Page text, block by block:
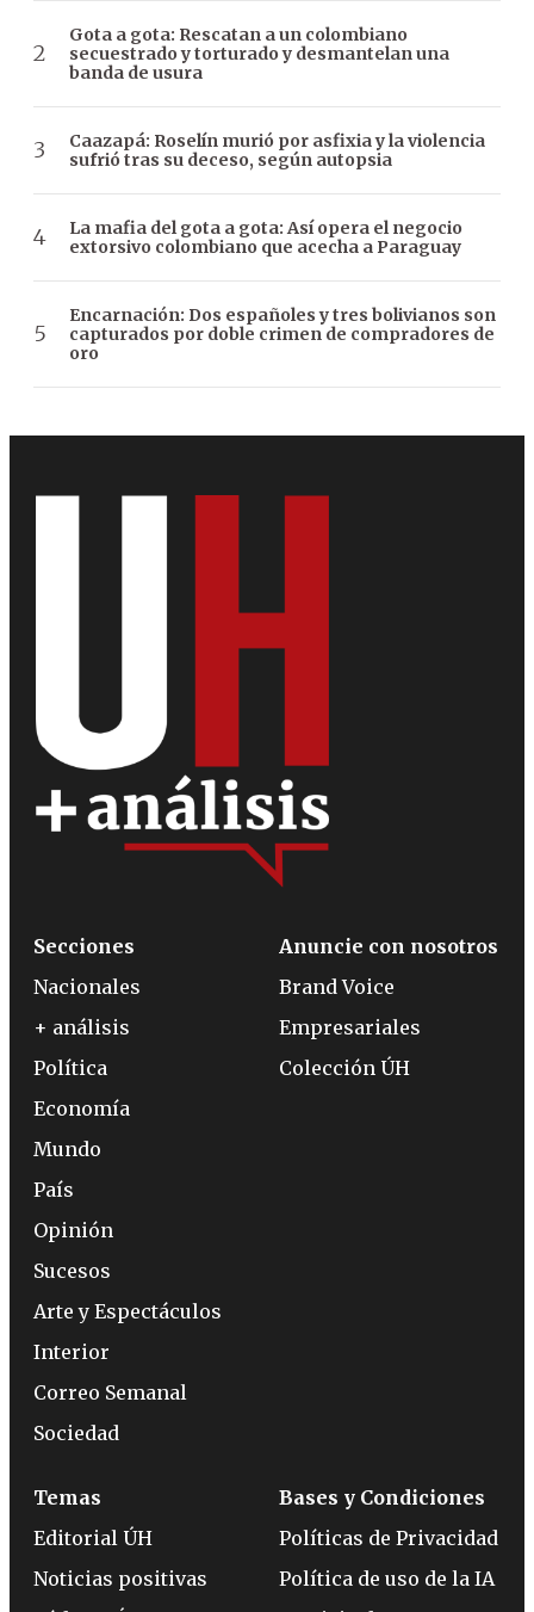
Gota a gota: Rescatan a un colombiano
secuestrado y torturado y desmantelan una
banda de usura
Caazapá: Roselín murió por asfixia y la violencia
sufrió tras su deceso, según autopsia
La mafia del gota a gota: Así opera el negocio
extorsivo colombiano que acecha a Paraguay
Encarnación: Dos españoles y tres bolivianos son
capturados por doble crimen de compradores de
oro
Secciones
Nacionales
+ análisis
Política
Economía
Mundo
País
Opinión
Sucesos
Arte y Espectáculos
Interior
Correo Semanal
Sociedad
Anuncie con nosotros
Brand Voice
Empresariales
Colección ÚH
Temas
Editorial ÚH
Noticias positivas
Bases y Condiciones
Políticas de Privacidad
Política de uso de la IA